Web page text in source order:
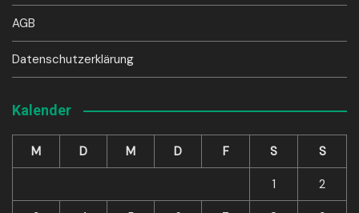
AGB
Datenschutzerklärung
Kalender
M D M D F S S
1 2